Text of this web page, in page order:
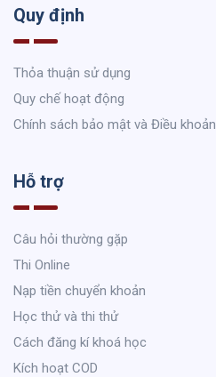
Quy định
Thỏa thuận sử dụng
Quy chế hoạt động
Chính sách bảo mật và Điều khoản
Hỗ trợ
Câu hỏi thường gặp
Thi Online
Nạp tiền chuyển khoản
Học thử và thi thử
Cách đăng kí khoá học
Kích hoạt COD